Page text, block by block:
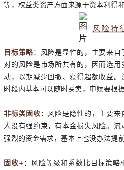
等，权益类资产方面来源于资本利得
风险特
目标策略：风险是显性的，主要来自
对的风险是市场所共有的，因而选
动，以期减少回撤、获得超额收益。
时段内基本可以随时买卖，申赎要根
非标类固收：风险是隐性的，主要
人没有强约束，有本金损失风险。
强烈的资金需求，基本上也没办法提前
固收+ ：风险等级和系数比目标策略